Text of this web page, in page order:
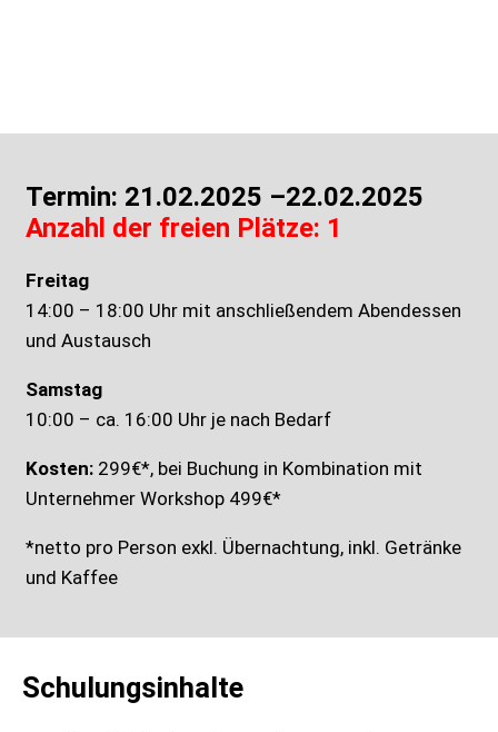
Termin: 21.02.2025 –22.02.2025
Anzahl der freien Plätze: 1
Freitag
14:00 – 18:00 Uhr mit anschließendem Abendessen
und Austausch
Samstag
10:00 – ca. 16:00 Uhr je nach Bedarf
Kosten: 299€*, bei Buchung in Kombination mit
Unternehmer Workshop 499€*
*netto pro Person exkl. Übernachtung, inkl. Getränke
und Kaffee
Schulungsinhalte